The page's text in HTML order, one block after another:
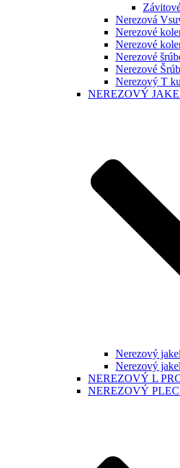
Nerezová
Nerezové
Nerezové
Nerezové
Nerezové
Nerezový T
NEREZOVÝ
Nerezový
Nerezový
NEREZOVÝ L
NEREZOVÝ